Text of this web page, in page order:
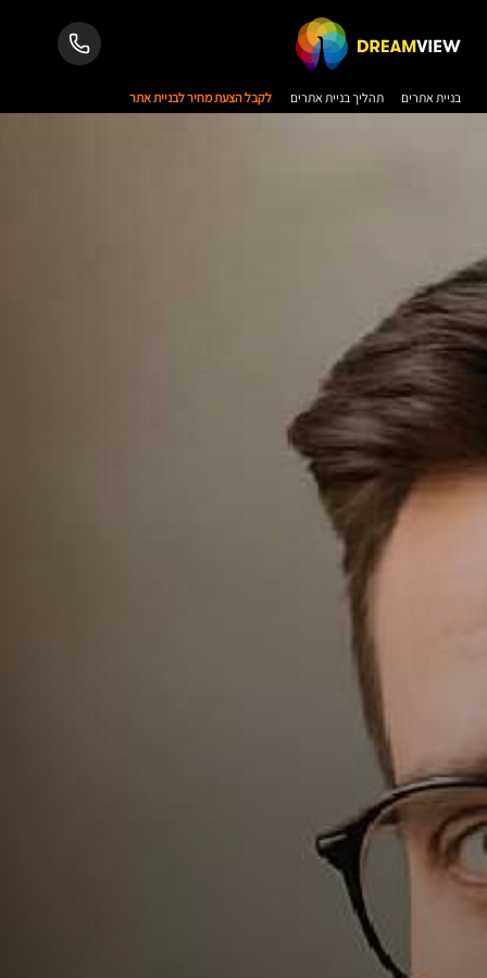
בניית אתרים תהליך בניית אתרים לקבל הצעת מחיר לבניית אתר